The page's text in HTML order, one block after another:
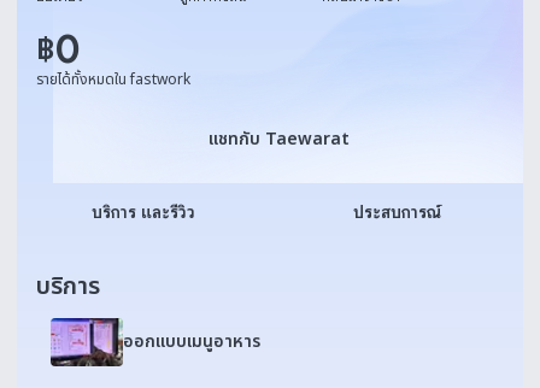
฿0
รายได้ทั้งหมดใน fastwork
แชทกับ Taewarat
แชทกับ Taewarat
บริการ และรีวิว ประสบการณ์
บริการ
ออกแบบเมนูอาหาร